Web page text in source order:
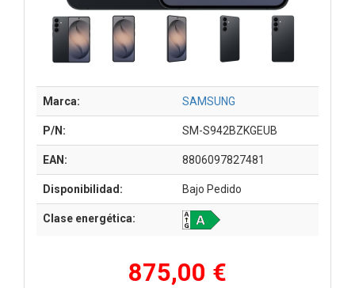
Marca: SAMSUNG
P/N: SM-S942BZKGEUB
EAN: 8806097827481
Disponibilidad: Bajo Pedido
Clase energética:
875,00 €